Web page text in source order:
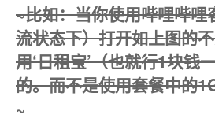
~比如：当你使用哔哩哔哩
流状态下）打开如上图的
用‘日租宝’（也就行1块钱
的。而不是使用套餐中的
~